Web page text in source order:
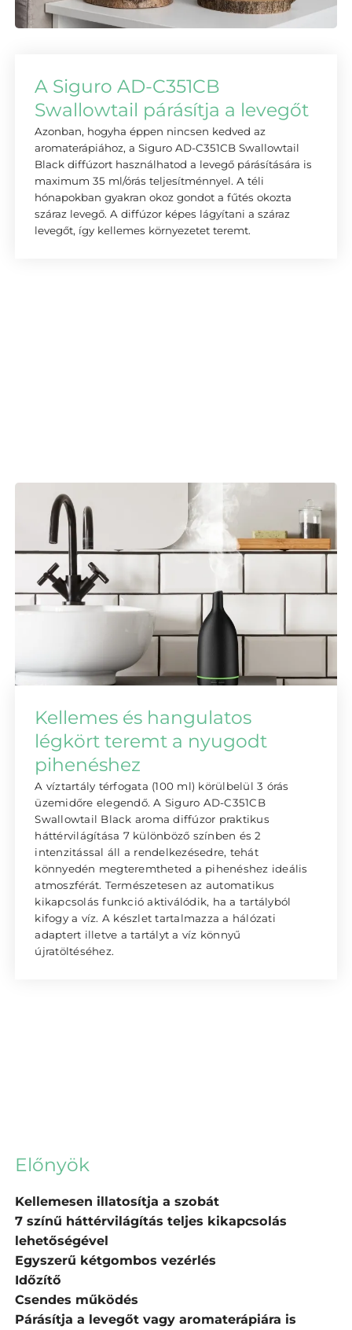
A Siguro AD-C351CB
Swallowtail párásítja a levegőt
Azonban, hogyha éppen nincsen kedved az
aromaterápiához, a Siguro AD-C351CB Swallowtail
Black diffúzort használhatod a levegő párásítására is
maximum 35 ml/órás teljesítménnyel. A téli
hónapokban gyakran okoz gondot a fűtés okozta
száraz levegő. A diffúzor képes lágyítani a száraz
levegőt, így kellemes környezetet teremt.
Kellemes és hangulatos
légkört teremt a nyugodt
pihenéshez
A víztartály térfogata (100 ml) körülbelül 3 órás
üzemidőre elegendő. A Siguro AD-C351CB
Swallowtail Black aroma diffúzor praktikus
háttérvilágítása 7 különböző színben és 2
intenzitással áll a rendelkezésedre, tehát
könnyedén megteremtheted a pihenéshez ideális
atmoszférát. Természetesen az automatikus
kikapcsolás funkció aktiválódik, ha a tartályból
kifogy a víz. A készlet tartalmazza a hálózati
adaptert illetve a tartályt a víz könnyű
újratöltéséhez.
Előnyök
Kellemesen illatosítja a szobát
7 színű háttérvilágítás teljes kikapcsolás
lehetőségével
Egyszerű kétgombos vezérlés
Időzítő
Csendes működés
Párásítja a levegőt vagy aromaterápiára is